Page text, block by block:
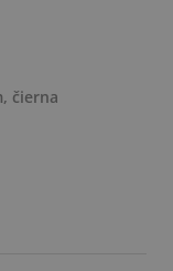
čierna